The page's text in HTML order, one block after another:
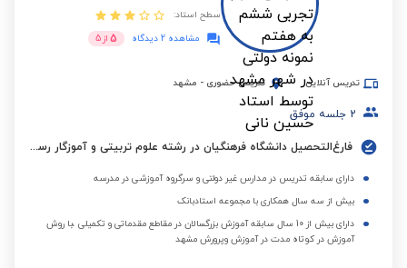
سطح استاد:
مشاهده 2 دیدگاه
5 از 5
تدریس آنلاین تدریس حضوری - مشهد
2 جلسه موفق
فارغ‌التحصیل دانشگاه فرهنگیان در رشته علوم تربیتی و آموزگار رسمی در آموزش و پرورش شهر مشهد
دارای سابقه تدریس در مدارس غیر دولتی و سرگروه آموزشی در مدرسه
بیش از سه سال همکاری با مجموعه استادبانک
دارای بیش از 10 سال سابقه آموزش بزرگسالان در مقاطع مقدماتی و تکمیلی ،با روش
آموزش در کوتاه مدت در آموزش وپرورش مشهد